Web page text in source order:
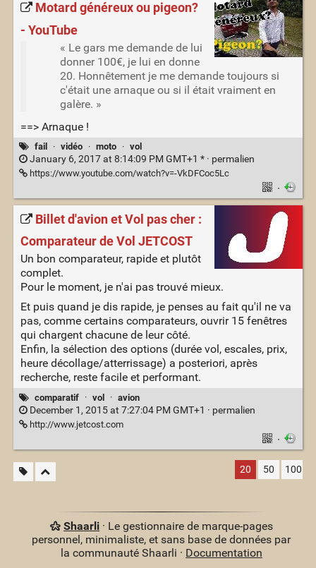
Motard généreux ou pigeon?
- YouTube
« Le gars me demande de lui
donner 100€, je lui en donne
20. Honnêtement je me demande toujours si
c'était une arnaque ou si il était vraiment en
galère. »
==> Arnaque !
fail · vidéo · moto · vol
January 6, 2017 at 8:14:09 PM GMT+1 * · permalien
https://www.youtube.com/watch?v=-VkDFCoc5Lc
·
Billet d'avion et Vol pas cher :
Comparateur de Vol JETCOST
Un bon comparateur, rapide et plutôt
complet.
Pour le moment, je n'ai pas trouvé mieux.
Et puis quand je dis rapide, je penses au fait qu'il ne va
pas, comme certains comparateurs, ouvrir 15 fenêtres
qui chargent chacune de leur côté.
Enfin, la sélection des options (durée vol, escales, prix,
heure décollage/atterrissage) a posteriori, après
recherche, reste facile et performant.
comparatif · vol · avion
December 1, 2015 at 7:27:04 PM GMT+1 · permalien
http://www.jetcost.com
·
20 50 100
Shaarli· Le gestionnaire de marque-pages
personnel, minimaliste, et sans base de données par
la communauté Shaarli · Documentation